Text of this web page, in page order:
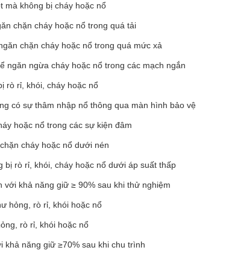
mà không bị cháy hoặc nổ
chặn cháy hoặc nổ trong quá tải
chặn cháy hoặc nổ trong quá mức xả
ngăn ngừa cháy hoặc nổ trong các mạch ngắn
rò rỉ, khói, cháy hoặc nổ
có sự thâm nhập nổ thông qua màn hình bảo vệ
hoặc nổ trong các sự kiện đâm
cháy hoặc nổ dưới nén
rò rỉ, khói, cháy hoặc nổ dưới áp suất thấp
khả năng giữ ≥ 90% sau khi thử nghiệm
hỏng, rò rỉ, khói hoặc nổ
rò rỉ, khói hoặc nổ
năng giữ ≥70% sau khi chu trình